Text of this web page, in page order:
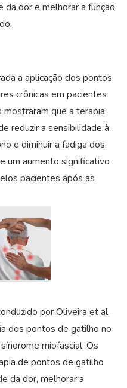
dor e melhorar a função
a aplicação dos pontos
crônicas em pacientes
que a terapia
reduzir a sensibilidade à
e diminuir a fadiga dos
um aumento significativo
pacientes após as
por Oliveira et al.
dos pontos de gatilho no
miofascial. Os
de pontos de gatilho
da dor, melhorar a